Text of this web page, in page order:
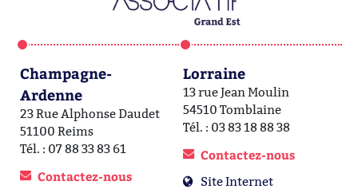
Champagne-
Ardenne
23 Rue Alphonse Daudet
51100 Reims
Tél. : 07 88 33 83 61
Contactez-nous
Lorraine
13 rue Jean Moulin
54510 Tomblaine
Tél. : 03 83 18 88 38
Contactez-nous
Site Internet